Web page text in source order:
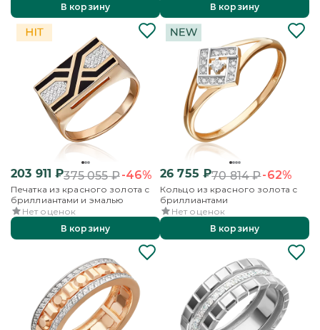
В корзину
В корзину
203 911 ₽375 055₽-46%
Печатка из красного золота с
бриллиантами и эмалью
Нет оценок
В корзину
26 755 ₽70 814₽-62%
Кольцо из красного золота с
бриллиантами
Нет оценок
В корзину